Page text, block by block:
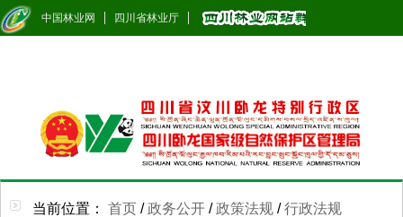
中国林业网 四川省林业厅
当前位置： 首页 /政务公开 /政策法规 /行政法规